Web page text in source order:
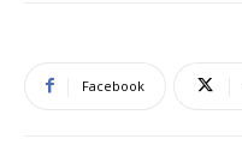
Facebook